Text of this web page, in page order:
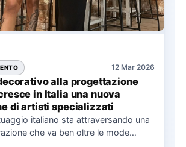
12 Mar 2026
alla progettazione
in Italia una nuova
di artisti specializzati
italiano sta attraversando una
che va ben oltre le mode